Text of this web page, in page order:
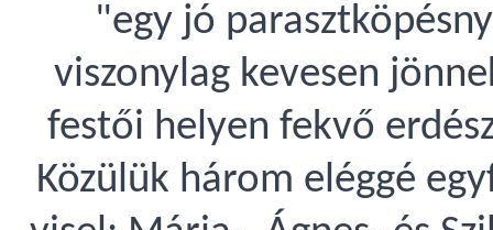
"egy jó
viszonylag kevesen
festői helyen fekvő
Közülük három eléggé